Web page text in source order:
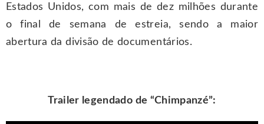
Estados Unidos, com mais de dez milhões durante
o final de semana de estreia, sendo a maior
abertura da divisão de documentários.
Trailer legendado de “Chimpanzé”: